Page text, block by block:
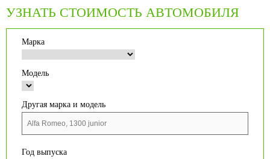
УЗНАТЬ СТОИМОСТЬ АВТОМОБИЛЯ
Марка
Модель
Другая марка и модель
Год выпуска